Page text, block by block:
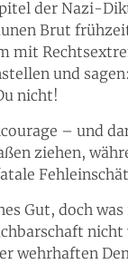
der Nazi-
Brut
mit
und
nicht!
– und
ziehen,
Gut, doch
wehrhaften